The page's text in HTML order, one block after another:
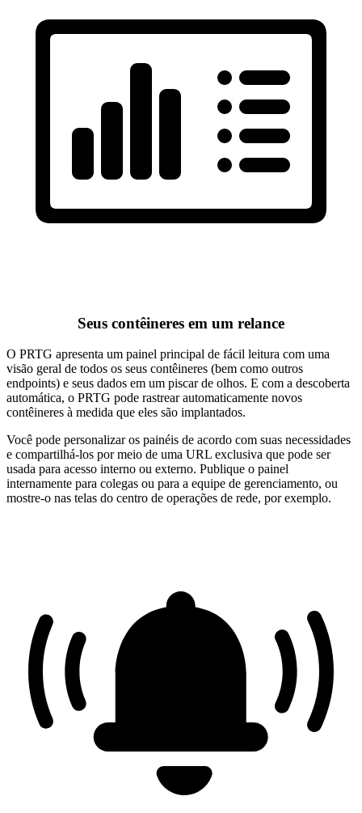
Seus contêineres em um relance
O PRTG apresenta um painel principal de fácil leitura com uma
visão geral de todos os seus contêineres (bem como outros
endpoints) e seus dados em um piscar de olhos. E com a descoberta
automática, o PRTG pode rastrear automaticamente novos
contêineres à medida que eles são implantados.
Você pode personalizar os painéis de acordo com suas necessidades
e compartilhá-los por meio de uma URL exclusiva que pode ser
usada para acesso interno ou externo. Publique o painel
internamente para colegas ou para a equipe de gerenciamento, ou
mostre-o nas telas do centro de operações de rede, por exemplo.